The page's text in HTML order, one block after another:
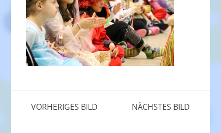
VORHERIGES BILD NÄCHSTES BILD